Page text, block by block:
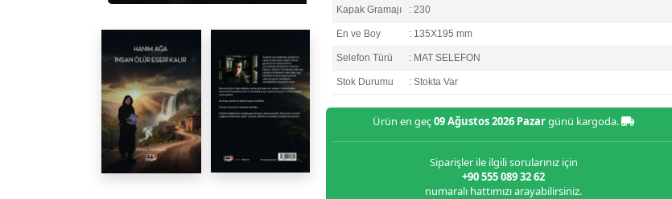
Kapak Gramajı : 230
En ve Boy : 135X195 mm
Selefon Türü : MAT SELEFON
Stok Durumu : Stokta Var
Ürün en geç09 Ağustos 2026 Pazargünü kargoda.
Siparişler ile ilgili sorularınız için
+90 555 089 32 62
numaralı hattımızı arayabilirsiniz.